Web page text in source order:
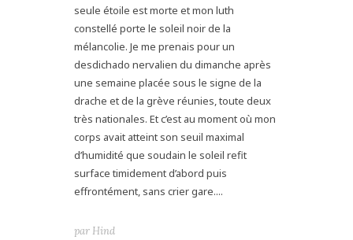
seule étoile est morte et mon luth
constellé porte le soleil noir de la
mélancolie. Je me prenais pour un
desdichado nervalien du dimanche après
une semaine placée sous le signe de la
drache et de la grève réunies, toute deux
très nationales. Et c’est au moment où mon
corps avait atteint son seuil maximal
d’humidité que soudain le soleil refit
surface timidement d’abord puis
effrontément, sans crier gare....
par Hind